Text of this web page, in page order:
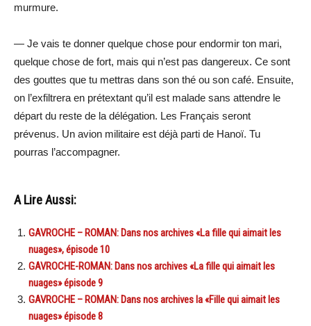
murmure.
— Je vais te donner quelque chose pour endormir ton mari,
quelque chose de fort, mais qui n’est pas dangereux. Ce sont
des gouttes que tu mettras dans son thé ou son café. Ensuite,
on l’exfiltrera en prétextant qu’il est malade sans attendre le
départ du reste de la délégation. Les Français seront
prévenus. Un avion militaire est déjà parti de Hanoï. Tu
pourras l’accompagner.
A Lire Aussi:
GAVROCHE – ROMAN: Dans nos archives «La fille qui aimait les
nuages», épisode 10
GAVROCHE-ROMAN: Dans nos archives «La fille qui aimait les
nuages» épisode 9
GAVROCHE – ROMAN: Dans nos archives la «Fille qui aimait les
nuages» épisode 8